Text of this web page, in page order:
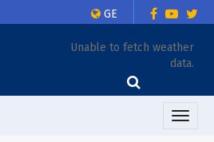
GE
Unable to fetch weather
data.
Toggle